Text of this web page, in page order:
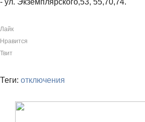
- ул. Экземплярского,53, 55,70,74.
Лайк
Нравится
Твит
Теги: отключения